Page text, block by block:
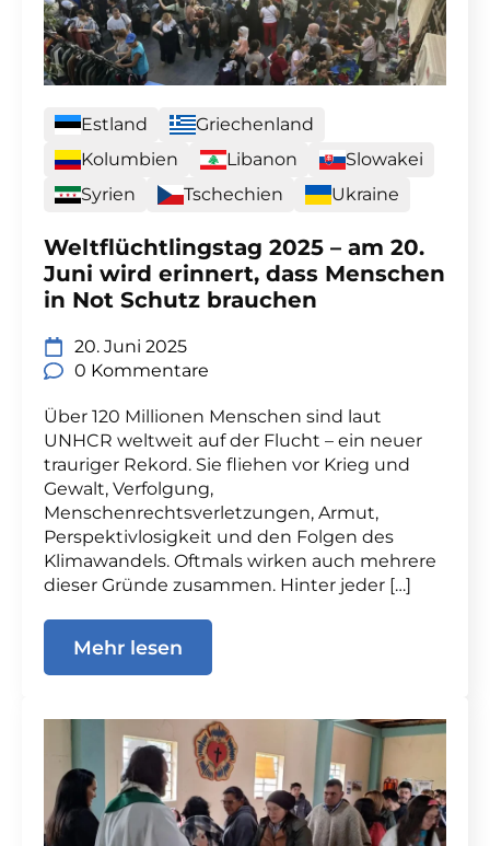
Estland
Griechenland
Kolumbien
Libanon
Slowakei
Syrien
Tschechien Ukraine
Weltflüchtlingstag 2025 – am 20.
Juni wird erinnert, dass Menschen
in Not Schutz brauchen
20. Juni 2025
0 Kommentare
Über 120 Millionen Menschen sind laut
UNHCR weltweit auf der Flucht – ein neuer
trauriger Rekord. Sie fliehen vor Krieg und
Gewalt, Verfolgung,
Menschenrechtsverletzungen, Armut,
Perspektivlosigkeit und den Folgen des
Klimawandels. Oftmals wirken auch mehrere
dieser Gründe zusammen. Hinter jeder […]
Mehr lesen